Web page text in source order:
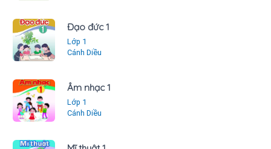
Đạo đức 1
Lớp 1
Cánh Diều
Âm nhạc 1
Lớp 1
Cánh Diều